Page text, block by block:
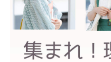
るように継続的な見直
2015年９月1日制定
お問合せ先：RIKEJO